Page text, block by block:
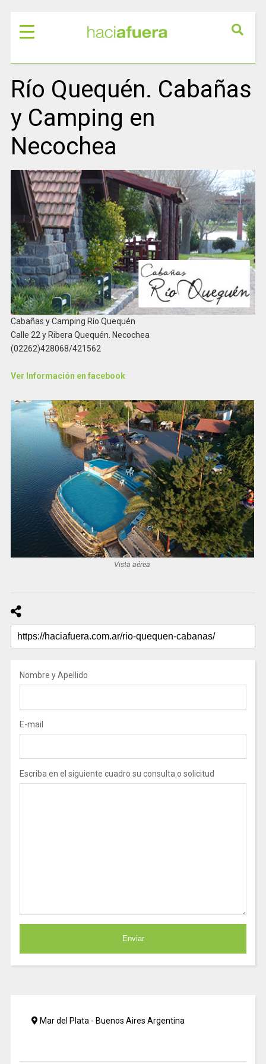
Río Quequén. Cabañas
y Camping en
Necochea
Cabañas y Camping Río Quequén
Calle 22 y Ribera Quequén. Necochea
(02262)428068/421562
Ver Información en facebook
Vista aérea
Nombre y Apellido
E-mail
Escriba en el siguiente cuadro su consulta o solicitud
Mar del Plata - Buenos Aires Argentina